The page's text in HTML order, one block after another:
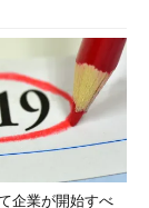
企業が開始すべ